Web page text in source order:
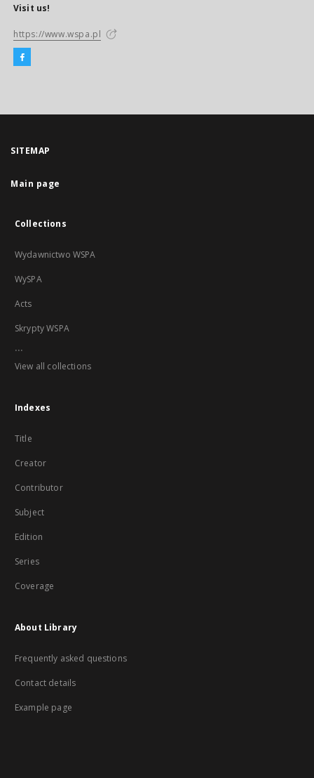
Visit us!
https://www.wspa.pl
SITEMAP
Main page
Collections
Wydawnictwo WSPA
WySPA
Acts
Skrypty WSPA
...
View all collections
Indexes
Title
Creator
Contributor
Subject
Edition
Series
Coverage
About Library
Frequently asked questions
Contact details
Example page